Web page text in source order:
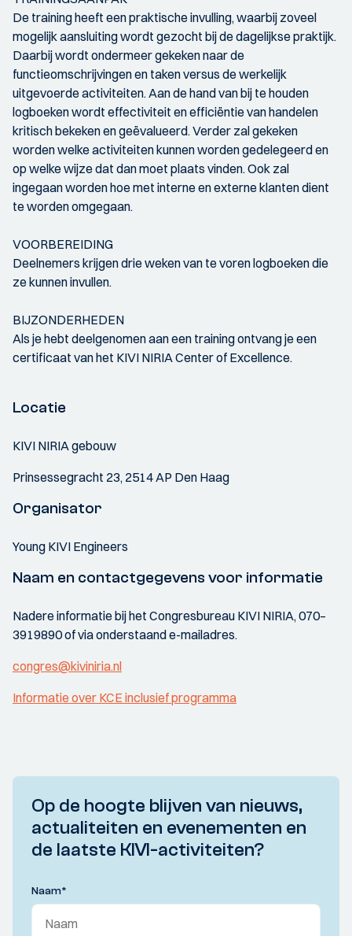
De training heeft een praktische invulling, waarbij zoveel
mogelijk aansluiting wordt gezocht bij de dagelijkse praktijk.
Daarbij wordt ondermeer gekeken naar de
functieomschrijvingen en taken versus de werkelijk
uitgevoerde activiteiten. Aan de hand van bij te houden
logboeken wordt effectiviteit en efficiëntie van handelen
kritisch bekeken en geëvalueerd. Verder zal gekeken
worden welke activiteiten kunnen worden gedelegeerd en
op welke wijze dat dan moet plaats vinden. Ook zal
ingegaan worden hoe met interne en externe klanten dient
te worden omgegaan.
VOORBEREIDING
Deelnemers krijgen drie weken van te voren logboeken die
ze kunnen invullen.
BIJZONDERHEDEN
Als je hebt deelgenomen aan een training ontvang je een
certificaat van het KIVI NIRIA Center of Excellence.
Locatie
KIVI NIRIA gebouw
Prinsessegracht 23, 2514 AP Den Haag
Organisator
Young KIVI Engineers
Naam en contactgegevens voor informatie
Nadere informatie bij het Congresbureau KIVI NIRIA, 070–
3919890 of via onderstaand e-mailadres.
congres@kiviniria.nl
Informatie over KCE inclusief programma
Op de hoogte blijven van nieuws,
actualiteiten en evenementen en
de laatste KIVI-activiteiten?
Naam*